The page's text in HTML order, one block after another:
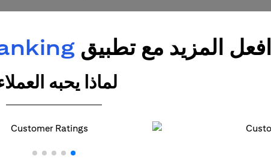
افعل المزيد مع تطبيق
لماذا يحبه